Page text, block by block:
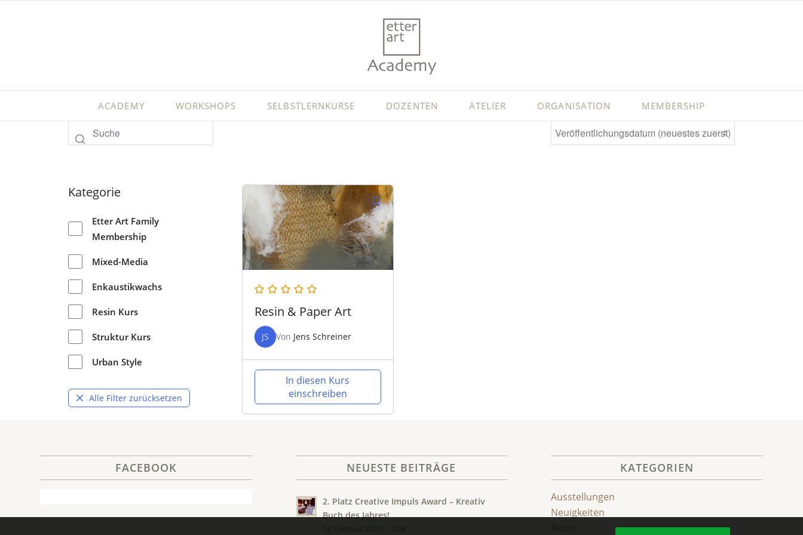
ACADEMY WORKSHOPS SELBSTLERNKURSE DOZENTEN ATELIER ORGANISATION MEMBERSHIP
Kategorie
Etter Art Family
Membership
Mixed-Media
Enkaustikwachs
Resin Kurs
Struktur Kurs
Urban Style
Alle Filter zurücksetzen
Resin & Paper Art
JS Von Jens Schreiner
In diesen Kurs
einschreiben
FACEBOOK NEUESTE BEITRÄGE
2. Platz Creative Impuls Award – Kreativ
Buch des Jahres!
KATEGORIEN
Ausstellungen
Neuigkeiten